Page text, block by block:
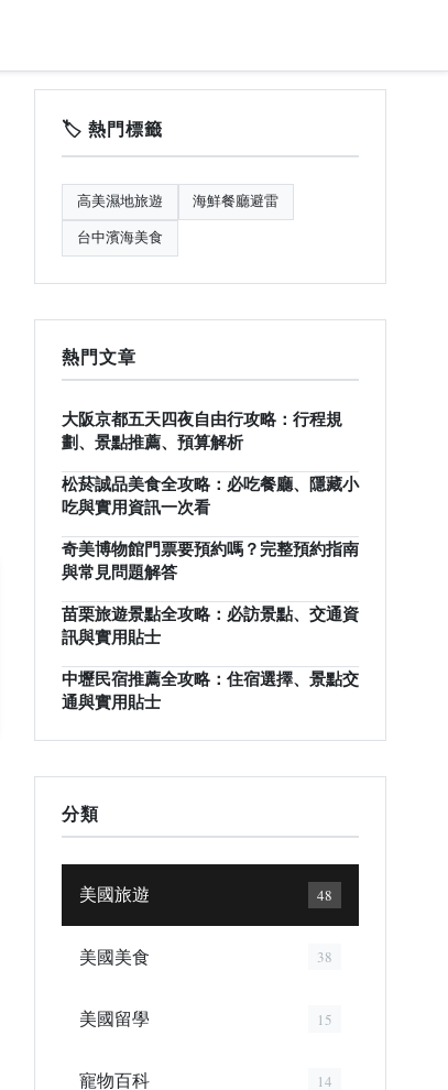
🏷️ 熱門標籤
高美濕地旅遊 海鮮餐廳避雷
台中濱海美食
熱門文章
大阪京都五天四夜自由行攻略：行程規
劃、景點推薦、預算解析
松菸誠品美食全攻略：必吃餐廳、隱藏小
吃與實用資訊一次看
奇美博物館門票要預約嗎？完整預約指南
與常見問題解答
苗栗旅遊景點全攻略：必訪景點、交通資
訊與實用貼士
中壢民宿推薦全攻略：住宿選擇、景點交
通與實用貼士
分類
美國旅遊 48
美國美食 38
美國留學 15
寵物百科 14